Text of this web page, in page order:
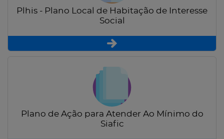
Plhis - Plano Local de Habitação de Interesse
Social
Plano de Ação para Atender Ao Mínimo do
Siafic